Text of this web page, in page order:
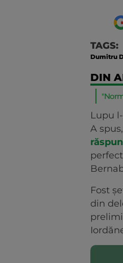
TAGS:
Dumitru
DIN
Lupu
A
Fost
din